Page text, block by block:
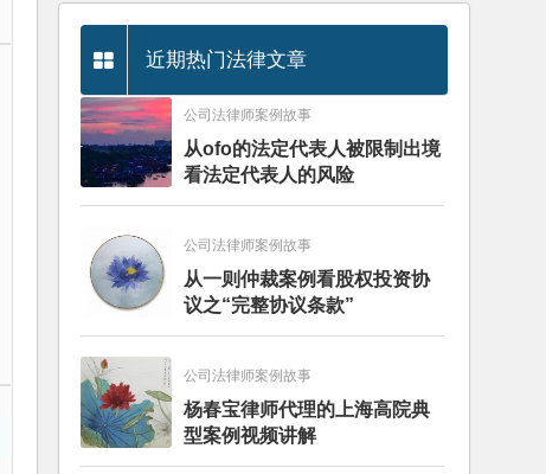
近期热门法律文章
公司法律师案例故事
从ofo的法定代表人被限制出境
看法定代表人的风险
公司法律师案例故事
从一则仲裁案例看股权投资协
议之“完整协议条款”
公司法律师案例故事
杨春宝律师代理的上海高院典
型案例视频讲解